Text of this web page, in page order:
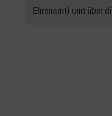
Ehrenamt) und über